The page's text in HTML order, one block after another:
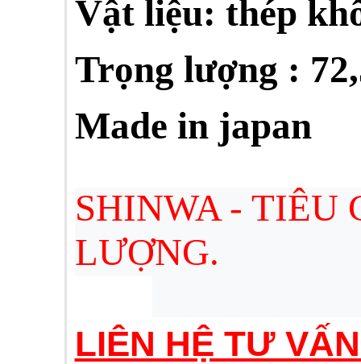
Vật liệu: thép
Trọng lượng :
Made in japan
SHINWA - TIÊU
LƯỢNG.
LIÊN HỆ TƯ